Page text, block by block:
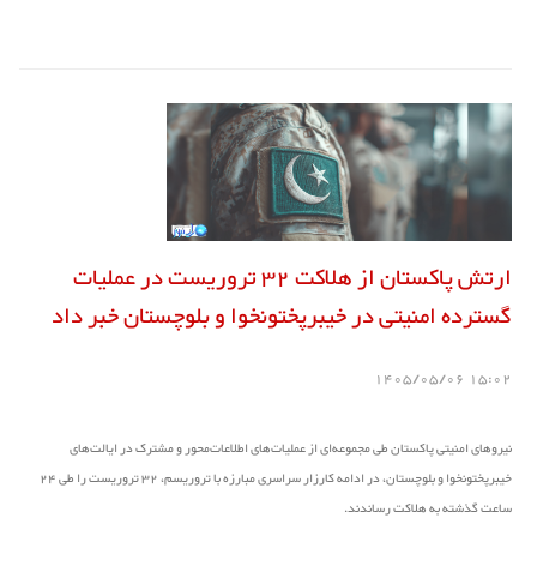
ارتش پاکستان از هلاکت 32 تروریست در عملیات
گسترده امنیتی در خیبرپختونخوا و بلوچستان خبر داد
15:02 1405/05/06
نیروهای امنیتی پاکستان طی مجموعه‌ای از عملیات‌های اطلاعات‌محور و مشترک در ایالت‌های
خیبرپختونخوا و بلوچستان، در ادامه کارزار سراسری مبارزه با تروریسم، 32 تروریست را طی 24
ساعت گذشته به هلاکت رساندند.